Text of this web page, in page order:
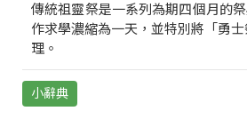
傳統祖靈祭是一系列為期四個月的
作求學濃縮為一天，並特別將「勇士
理。
小辭典